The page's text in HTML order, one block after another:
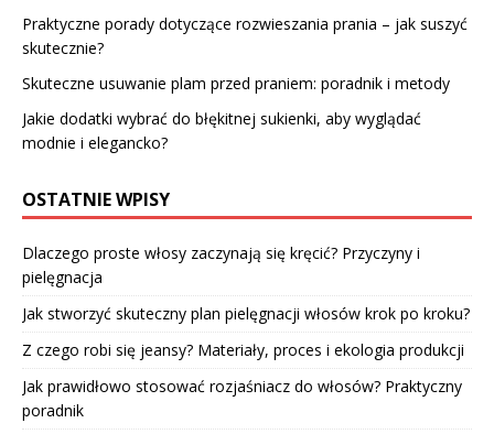
Praktyczne porady dotyczące rozwieszania prania – jak suszyć
skutecznie?
Skuteczne usuwanie plam przed praniem: poradnik i metody
Jakie dodatki wybrać do błękitnej sukienki, aby wyglądać
modnie i elegancko?
OSTATNIE WPISY
Dlaczego proste włosy zaczynają się kręcić? Przyczyny i
pielęgnacja
Jak stworzyć skuteczny plan pielęgnacji włosów krok po kroku?
Z czego robi się jeansy? Materiały, proces i ekologia produkcji
Jak prawidłowo stosować rozjaśniacz do włosów? Praktyczny
poradnik